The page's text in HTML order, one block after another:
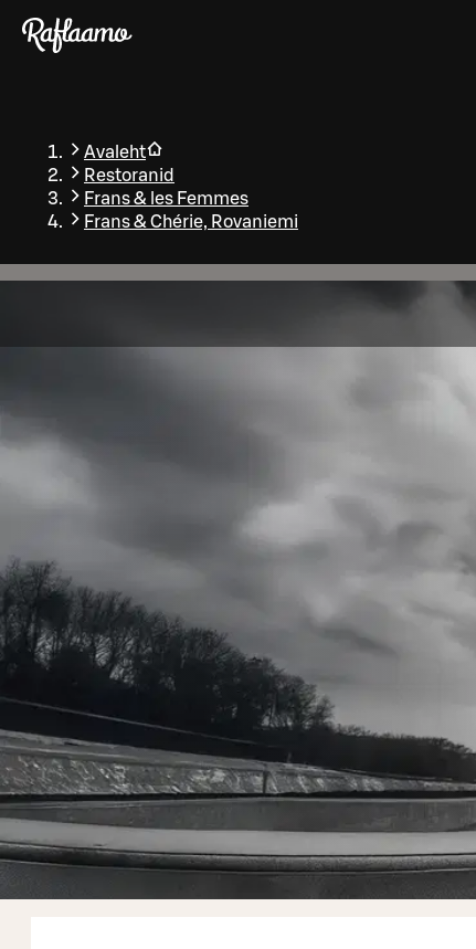
Liigu peamise sisu juurde
Avaleht
Restoranid
Frans & les Femmes
Frans & Chérie, Rovaniemi